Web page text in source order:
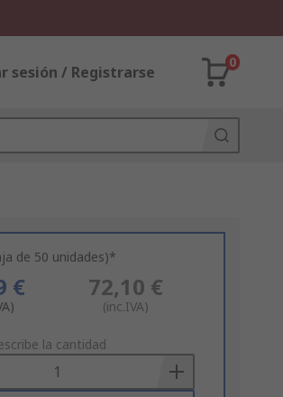
sesión / Registrarse
0
de 50 unidades)*
€ 72,10 €
(inc.IVA)
la cantidad